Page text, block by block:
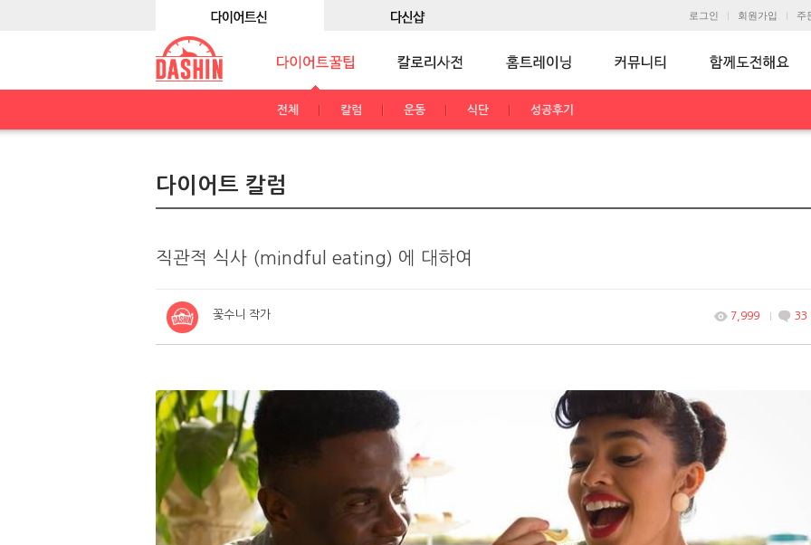
로그인 회원가입 주
전체 칼럼 운동 식단 성공후기
다이어트 칼럼
직관적 식사 (mindful eating) 에 대하여
꽃수니 작가 7,999 33